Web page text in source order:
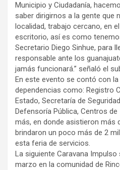
Municipio y Ciudadanía,
saber dirigirnos a la gente que
localidad, trabajo cercano, en
escritorio, así es como
Secretario Diego Sinhue, para
responsable ante los
jamás funcionará.” señaló el
En este evento se contó con
dependencias como: Registro
Estado, Secretaría de
Defensoría Pública, Centros
más, en donde asistieron más
brindaron un poco más de 2
esta feria de servicios.
La siguiente Caravana
marzo en la comunidad de